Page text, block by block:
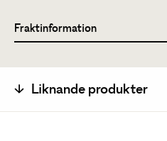
Fraktinformation
Liknande produkter